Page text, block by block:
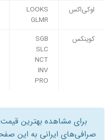
اوکی‌اکس
LOOKS
GLMR
کوینکس
SGB
SLC
NCT
INV
PRO
برای مشاهده بهترین
صرافی‌های ایرانی به این